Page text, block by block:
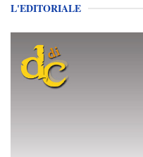
L'EDITORIALE